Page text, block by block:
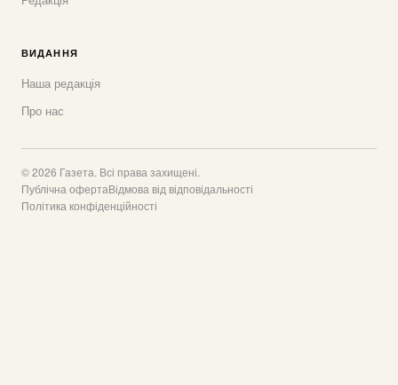
ВИДАННЯ
Наша редакція
Про нас
© 2026 Газета. Всі права захищені.
Публічна офертаВідмова від відповідальності
Політика конфіденційності